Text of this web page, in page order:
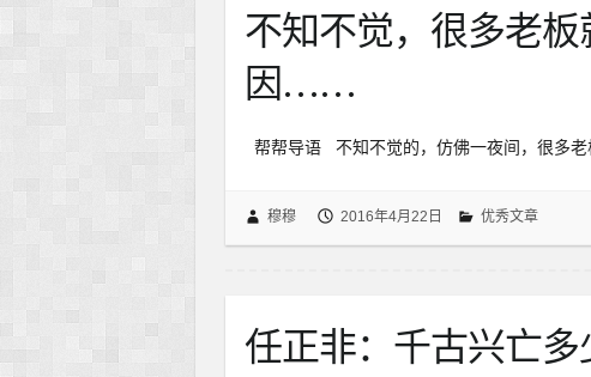
不知不觉，很多老
因……
帮帮导语 不知不觉的，仿佛一夜间，很多
穆穆 2016年4月22日 优秀文章
任正非：千古兴亡